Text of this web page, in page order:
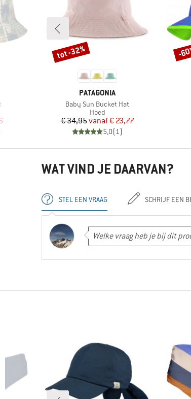
prijs
MERK
PATAGONIA
Artikel
Baby Sun Bucket Hat
Productgroep
Hoed
Prijs
€ 34,95 Verlaagde prijs
vanaf€ 23,77
5,0(1)
Korting
tot -32% -
WAT VIND JE DAARVAN?
STEL EEN VRAAG SCHRIJF EEN